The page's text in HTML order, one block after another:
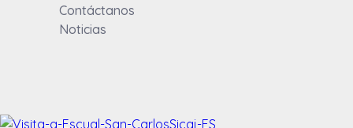
Contáctanos
Noticias